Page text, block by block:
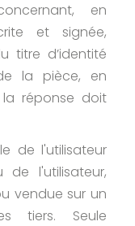
en
et signée,
titre d’identité
la pièce, en
la réponse doit
de l'utilisateur
l'utilisateur,
vendue sur un
tiers. Seule